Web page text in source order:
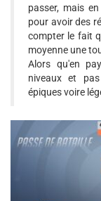
passer, mais
pour avoir des
compter le fait
moyenne une
Alors qu'en
niveaux et
épiques voire